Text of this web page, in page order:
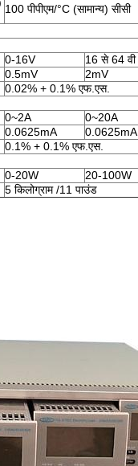
100 पीपीएम/°C (सामान्य) सीसी
0-16V 16 से 64 वी
0.5mV 2mV
0.02% + 0.1% एफ.एस.
0~2A 0~20A
0.0625mA 0.0625mA
0.1% + 0.1% एफ.एस.
0-20W 20-100W
5 किलोग्राम /11 पाउंड